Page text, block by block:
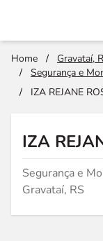
Home /
Gravataí,
/
Segurança e
/
IZA REJANE
IZA
Segurança e
Gravataí, RS